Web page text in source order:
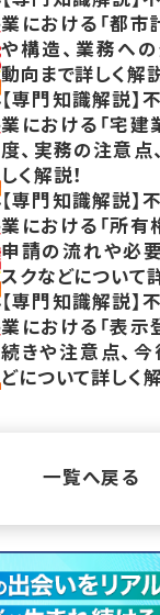
業における「都市
や構造、業務へ
動向まで詳しく解
【専門知識解説】
業における「宅建
度、実務の注意点
しく解説！
【専門知識解説】
業における「所有
申請の流れや必
スクなどについて
【専門知識解説】
業における「表示
続きや注意点、
どについて詳しく
一覧へ戻る